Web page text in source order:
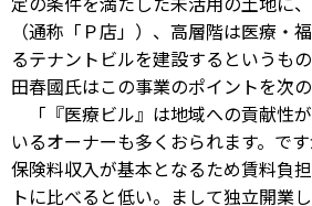
（通称「Ｐ店」）、高層階は医療・
るテナントビルを建設するというも
田春國氏はこの事業のポイントを次
「『医療ビル』は地域への貢献性
いるオーナーも多くおられます。で
保険料収入が基本となるため賃料負
トに比べると低い。まして独立開業